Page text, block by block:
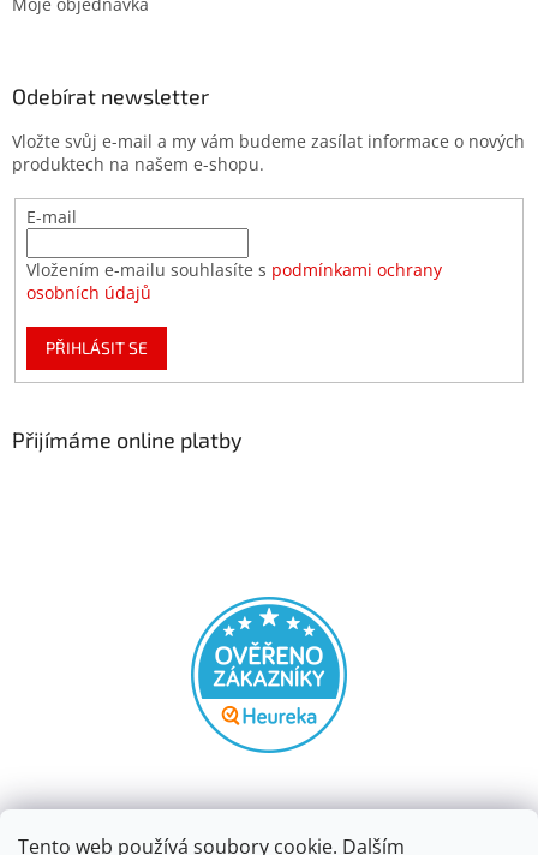
Tento web používá soubory cookie. Dalším
Odebírat newsletter
Vložte svůj e-mail a my vám budeme zasílat informace o nových
produktech na našem e-shopu.
E-mail
Vložením e-mailu souhlasíte s podmínkami ochrany
osobních údajů
PŘIHLÁSIT SE
Přijímáme online platby